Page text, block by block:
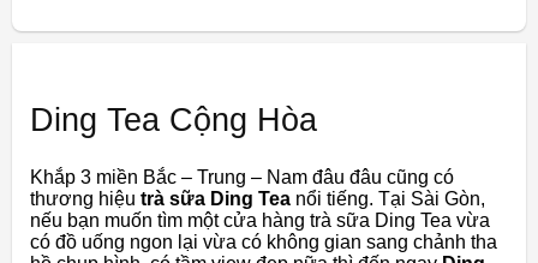
Ding Tea Cộng Hòa
Khắp 3 miền Bắc – Trung – Nam đâu đâu cũng có
thương hiệu trà sữa Ding Tea nổi tiếng. Tại Sài Gòn,
nếu bạn muốn tìm một cửa hàng trà sữa Ding Tea vừa
có đồ uống ngon lại vừa có không gian sang chảnh tha